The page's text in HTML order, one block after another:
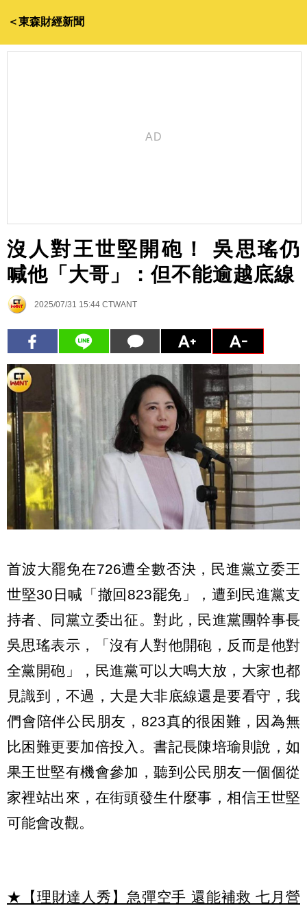
＜東森財經新聞
沒人對王世堅開砲！ 吳思瑤仍
喊他「大哥」：但不能逾越底線
2025/07/31 15:44 CTWANT
首波大罷免在726遭全數否決，民進黨立委王
世堅30日喊「撤回823罷免」，遭到民進黨支
持者、同黨立委出征。對此，民進黨團幹事長
吳思瑤表示，「沒有人對他開砲，反而是他對
全黨開砲」，民進黨可以大鳴大放，大家也都
見識到，不過，大是大非底線還是要看守，我
們會陪伴公民朋友，823真的很困難，因為無
比困難更要加倍投入。書記長陳培瑜則說，如
果王世堅有機會參加，聽到公民朋友一個個從
家裡站出來，在街頭發生什麼事，相信王世堅
可能會改觀。
★【理財達人秀】急彈空手 還能補救 七月營